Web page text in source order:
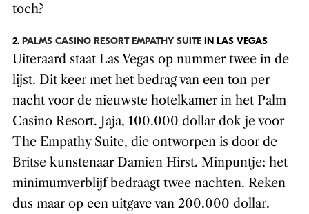
toch?
2. PALMS CASINO RESORT EMPATHY SUITEIN LAS VEGAS
Uiteraard staat Las Vegas op nummer twee in de
lijst. Dit keer met het bedrag van een ton per
nacht voor de nieuwste hotelkamer in het Palm
Casino Resort. Jaja, 100.000 dollar dok je voor
The Empathy Suite, die ontworpen is door de
Britse kunstenaar Damien Hirst. Minpuntje: het
minimumverblijf bedraagt twee nachten. Reken
dus maar op een uitgave van 200.000 dollar.